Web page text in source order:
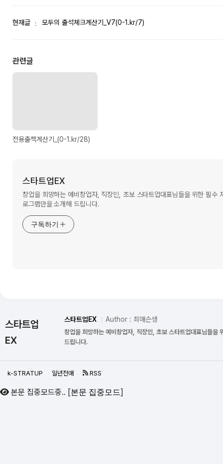
현재글 모두의 출석체크계산기_V7(0-1.kr/7)
관련글
전용출첵계산기_(0-1.kr/28)
스타트업EX
창업을 희망하는 예비창업자, 직장인, 초보 스타트업대표님들을 위한 필수
로그램만을 소개해 드립니다.
구독하기
스타트업
EX
스타트업EX Author : 최매슨생
창업을 희망하는 예비창업자, 직장인, 초보 스타트업대표님들을
드립니다.
k-STRATUP 일년전애 RSS
본문 집중모드중.. [본문 집중모드]